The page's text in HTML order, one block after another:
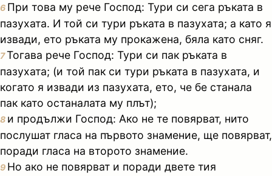
6 При това му рече Господ: Тури си сега ръката в
пазухата. И той си тури ръката в пазухата; а като я
извади, ето ръката му прокажена, бяла като сняг.
7Тогава рече Господ: Тури си пак ръката в
пазухата; (и той пак си тури ръката в пазухата, и
когато я извади из пазухата, ето, че бе станала
пак като останалата му плът);
8 и продължи Господ: Ако не те повярват, нито
послушат гласа на първото знамение, ще повярват,
поради гласа на второто знамение.
9 Но ако не повярват и поради двете тия